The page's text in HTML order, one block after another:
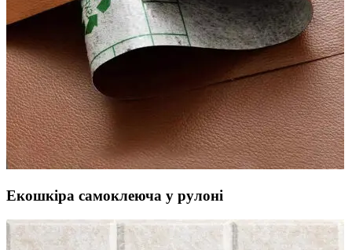
Екошкіра самоклеюча у рулоні